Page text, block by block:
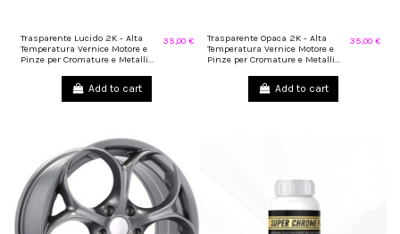
Trasparente Lucido 2K - Alta
Temperatura Vernice Motore e
Pinze per Cromature e Metalli...
35,00 €
Add to cart
Trasparente Opaca 2K - Alta
Temperatura Vernice Motore e
Pinze per Cromature e Metalli...
35,00 €
Add to cart